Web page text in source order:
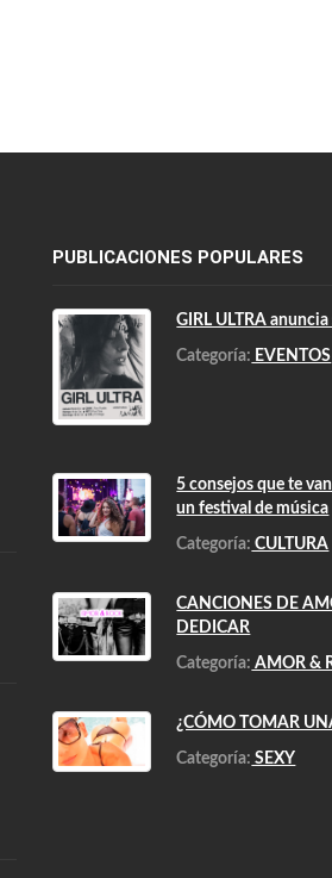
PUBLICACIONES POPULARES
GIRL ULTRA
Categoría: EVENTOS
5 consejos que te
un festival de música
Categoría: CULTURA
CANCIONES DE
DEDICAR
Categoría: AMOR &
¿CÓMO TOMAR
Categoría: SEXY